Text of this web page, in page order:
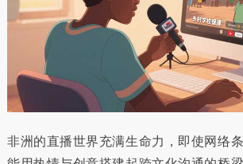
非洲的直播世界充满生命力，即使网络